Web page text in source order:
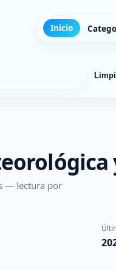
Inicio
— lectura por